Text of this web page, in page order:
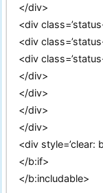
</div>
<div
<div
<div
</div>
</div>
</div>
</div>
<div style=’clear:
</b:if>
</b:includable>